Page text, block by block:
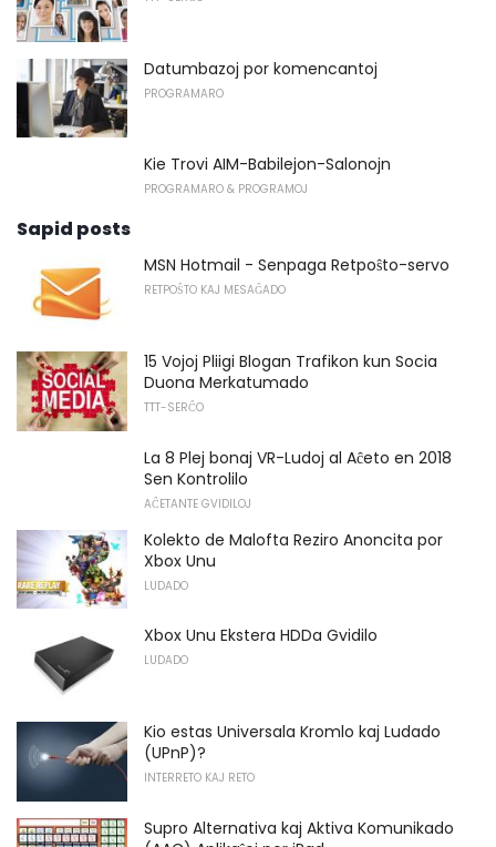
Datumbazoj por komencantoj
PROGRAMARO
Kie Trovi AIM-Babilejon-Salonojn
PROGRAMARO & PROGRAMOJ
Sapid posts
MSN Hotmail - Senpaga Retpoŝto-servo
RETPOŜTO KAJ MESAĜADO
15 Vojoj Pliigi Blogan Trafikon kun Socia
Duona Merkatumado
TTT-SERĈO
La 8 Plej bonaj VR-Ludoj al Aĉeto en 2018
Sen Kontrolilo
AĈETANTE GVIDILOJ
Kolekto de Malofta Reziro Anoncita por
Xbox Unu
LUDADO
Xbox Unu Ekstera HDDa Gvidilo
LUDADO
Kio estas Universala Kromlo kaj Ludado
(UPnP)?
INTERRETO KAJ RETO
Supro Alternativa kaj Aktiva Komunikado